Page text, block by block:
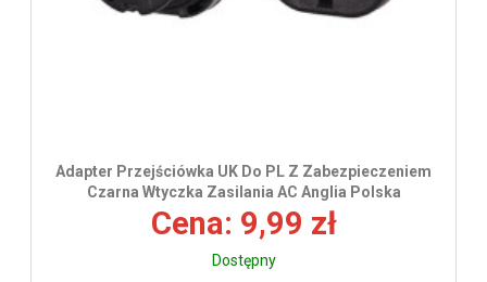
Adapter Przejściówka UK Do PL Z Zabezpieczeniem
Czarna Wtyczka Zasilania AC Anglia Polska
Cena: 9,99 zł
Dostępny